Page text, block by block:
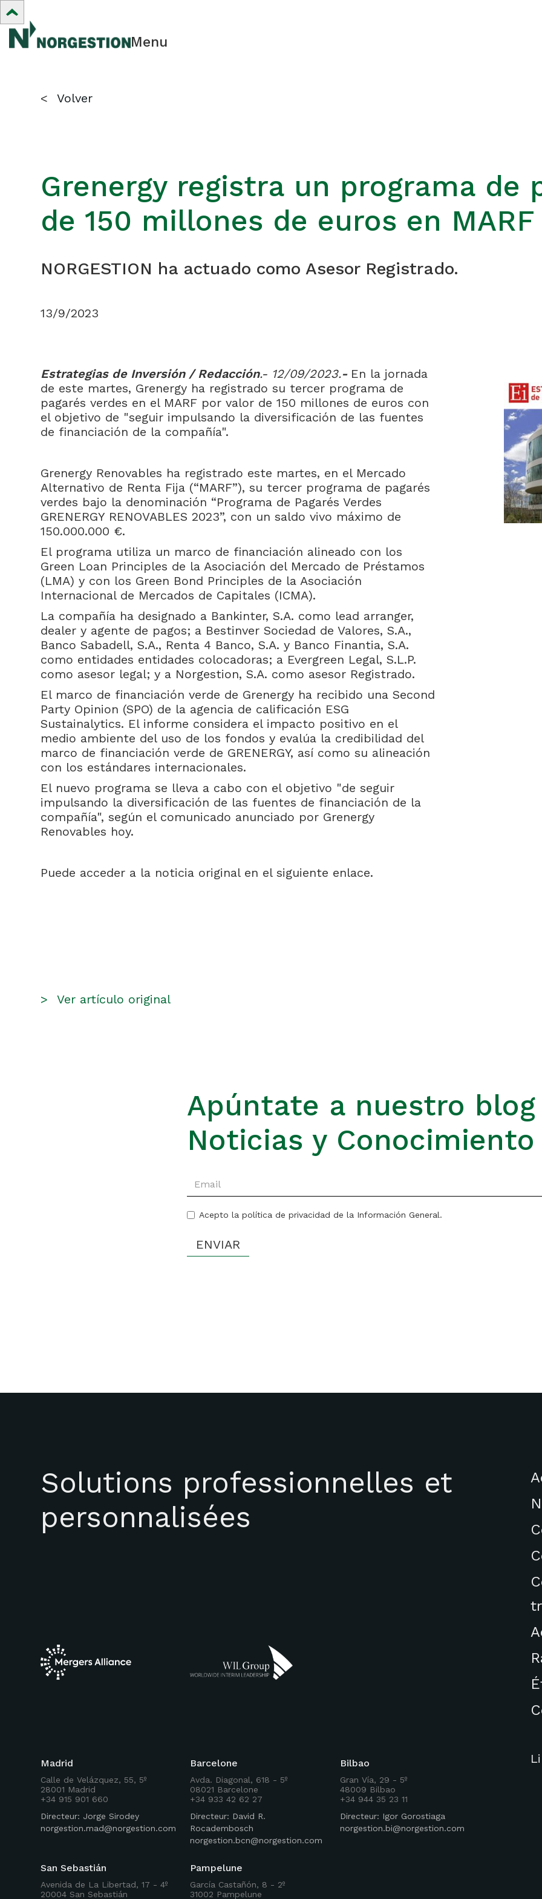
Menu
< Volver
Grenergy registra un programa de
de 150 millones de euros en MARF
NORGESTION ha actuado como Asesor Registrado.
13/9/2023
Estrategias de Inversión / Redacción.- 12/09/2023.- En la jornada
de este martes, Grenergy ha registrado su tercer programa de
pagarés verdes en el MARF por valor de 150 millones de euros con
el objetivo de "seguir impulsando la diversificación de las fuentes
de financiación de la compañía".
Grenergy Renovables ha registrado este martes, en el Mercado
Alternativo de Renta Fija (“MARF”), su tercer programa de pagarés
verdes bajo la denominación “Programa de Pagarés Verdes
GRENERGY RENOVABLES 2023”, con un saldo vivo máximo de
150.000.000 €.
El programa utiliza un marco de financiación alineado con los
Green Loan Principles de la Asociación del Mercado de Préstamos
(LMA) y con los Green Bond Principles de la Asociación
Internacional de Mercados de Capitales (ICMA).
La compañía ha designado a Bankinter, S.A. como lead arranger,
dealer y agente de pagos; a Bestinver Sociedad de Valores, S.A.,
Banco Sabadell, S.A., Renta 4 Banco, S.A. y Banco Finantia, S.A.
como entidades entidades colocadoras; a Evergreen Legal, S.L.P.
como asesor legal; y a Norgestion, S.A. como asesor Registrado.
El marco de financiación verde de Grenergy ha recibido una Second
Party Opinion (SPO) de la agencia de calificación ESG
Sustainalytics. El informe considera el impacto positivo en el
medio ambiente del uso de los fondos y evalúa la credibilidad del
marco de financiación verde de GRENERGY, así como su alineación
con los estándares internacionales.
El nuevo programa se lleva a cabo con el objetivo "de seguir
impulsando la diversificación de las fuentes de financiación de la
compañía", según el comunicado anunciado por Grenergy
Renovables hoy.
Puede acceder a la noticia original en el siguiente enlace.
> Ver artículo original
Apúntate a nuestro
Noticias y Conocimiento
Acepto la política de privacidad de la Información General.
Solutions professionnelles et
personnalisées
Madrid
Calle de Velázquez, 55, 5º
28001 Madrid
+34 915 901 660
Directeur: Jorge Sirodey
norgestion.mad@norgestion.com
Barcelone
Avda. Diagonal, 618 - 5º
08021 Barcelone
+34 933 42 62 27
Directeur: David R.
Rocadembosch
norgestion.bcn@norgestion.com
Bilbao
Gran Vía, 29 - 5º
48009 Bilbao
+34 944 35 23 11
Directeur: Igor Gorostiaga
norgestion.bi@norgestion.com
San Sebastián
Avenida de La Libertad, 17 - 4º
20004 San Sebastián
Pampelune
García Castañón, 8 - 2º
31002 Pampelune